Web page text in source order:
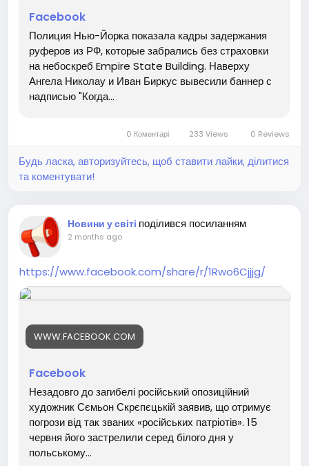
Facebook
Полиция Нью-Йорка показала кадры задержания
руферов из РФ, которые забрались без страховки
на небоскреб Empire State Building. Наверху
Ангела Николау и Иван Биркус вывесили баннер с
надписью "Когда...
0 Коментарі 233 Views 0 Reviews
Будь ласка, авторизуйтесь, щоб ставити лайки, ділитися
та коментувати!
Новини у світі поділився посиланням
2 months ago
https://www.facebook.com/share/r/1Rwo6Cjjjg/
WWW.FACEBOOK.COM
Facebook
Незадовго до загибелі російський опозиційний
художник Сємьон Скрєпєцькій заявив, що отримує
погрози від так званих «російських патріотів». 15
червня його застрелили серед білого дня у
польському...